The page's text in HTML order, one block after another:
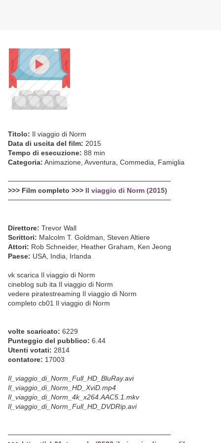
Titolo: Il viaggio di Norm
Data di uscita del film: 2015
Tempo di esecuzione: 88 min
Categoria: Animazione, Avventura, Commedia, Famiglia
─────────────────────────────────
>>> Film completo >>> Il viaggio di Norm (2015)
─────────────────────────────────
Direttore: Trevor Wall
Scrittori: Malcolm T. Goldman, Steven Altiere
Attori: Rob Schneider, Heather Graham, Ken Jeong
Paese: USA, India, Irlanda
vk scarica Il viaggio di Norm
cineblog sub ita Il viaggio di Norm
vedere piratestreaming Il viaggio di Norm
completo cb01 Il viaggio di Norm
volte scaricato: 6229
Punteggio del pubblico: 6.44
Utenti votati: 2814
contatore: 17003
Il_viaggio_di_Norm_Full_HD_BluRay.avi
Il_viaggio_di_Norm_HD_XviD.mp4
Il_viaggio_di_Norm_4k_x264.AAC5.1.mkv
Il_viaggio_di_Norm_Full_HD_DVDRip.avi
─────────────────────────────────